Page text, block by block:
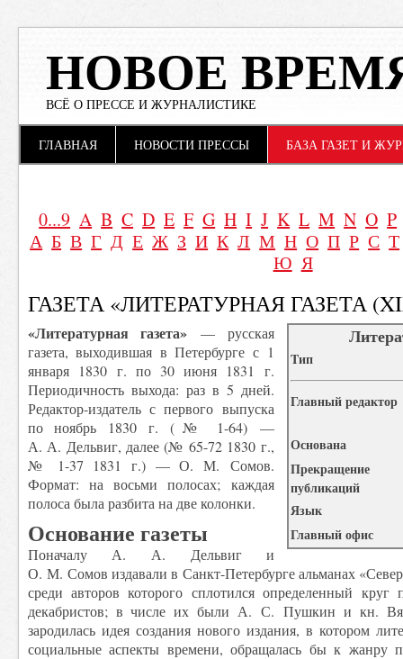
НОВОЕ
ВСЁ О ПРЕССЕ И ЖУРНАЛИСТИКЕ
Main menu
ГЛАВНАЯ НОВОСТИ ПРЕССЫ БАЗА ГАЗЕТ И
0...9 A B C D E F G H I J K L M N O P
А Б В Г Д Е Ж З И К Л М Н О П Р С Т
Ю Я
ГАЗЕТА «ЛИТЕРАТУРНАЯ ГАЗЕТА
Tип
Главный редактор
Основана
Прекращение
публикаций
Язык
Главный офис
«Литературная газета» — русская
газета, выходившая в Петербурге с 1
января 1830 г. по 30 июня 1831 г.
Периодичность выхода: раз в 5 дней.
Редактор-издатель с первого выпуска
по ноябрь 1830 г. (№ 1-64) —
А. А. Дельвиг, далее (№ 65-72 1830 г.,
№ 1-37 1831 г.) — О. М. Сомов.
Формат: на восьми полосах; каждая
полоса была разбита на две колонки.
Основание газеты
Поначалу А. А. Дельвиг и
О. М. Сомов издавали в Санкт-Петербурге альманах
среди авторов которого сплотился определенный
декабристов; в числе их были А. С. Пушкин и кн.
зародилась идея создания нового издания, в котором
социальные аспекты времени, обращалась бы к жанру